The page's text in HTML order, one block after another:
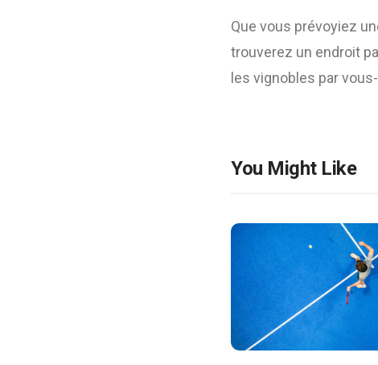
Que vous prévoyiez
trouverez un endroit
les vignobles par
You Might Like